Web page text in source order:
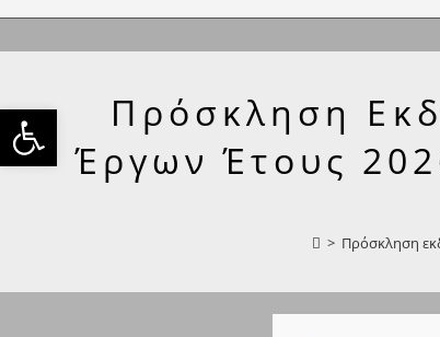
Ανοίξτε τη γραμμή
Skip
Πρόσκληση
Έργων Έτους
> Πρόσκληση